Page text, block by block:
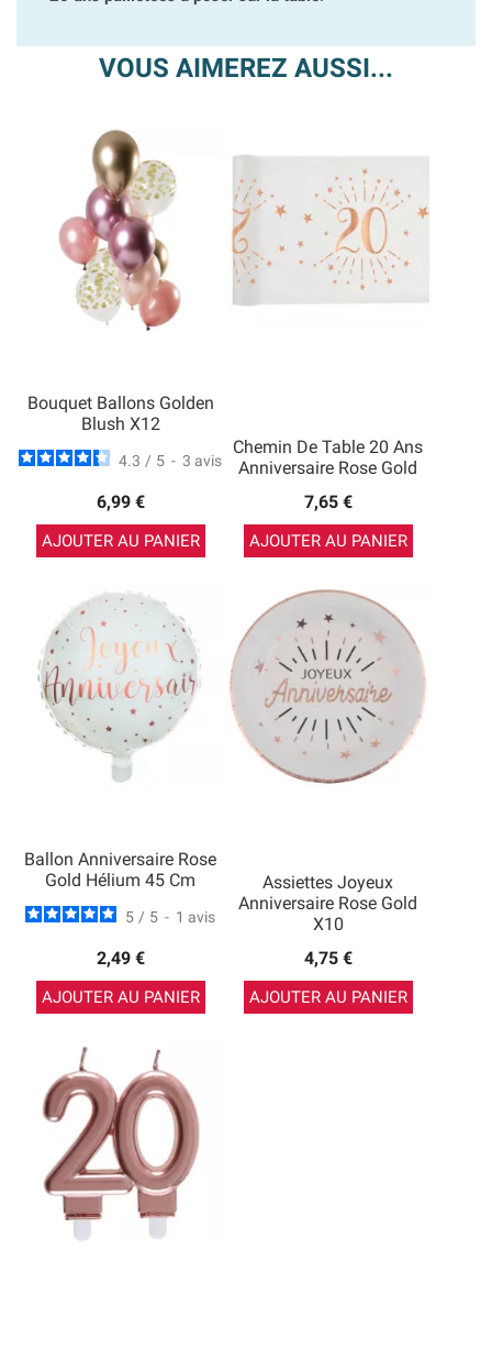
VOUS AIMEREZ AUSSI...
Bouquet Ballons Golden
Blush X12
4.3 / 5 - 3 avis
6,99 €
AJOUTER AU PANIER
Chemin De Table 20 Ans
Anniversaire Rose Gold
7,65 €
AJOUTER AU PANIER
Ballon Anniversaire Rose
Gold Hélium 45 Cm
5 / 5 - 1 avis
2,49 €
AJOUTER AU PANIER
Assiettes Joyeux
Anniversaire Rose Gold
X10
4,75 €
AJOUTER AU PANIER